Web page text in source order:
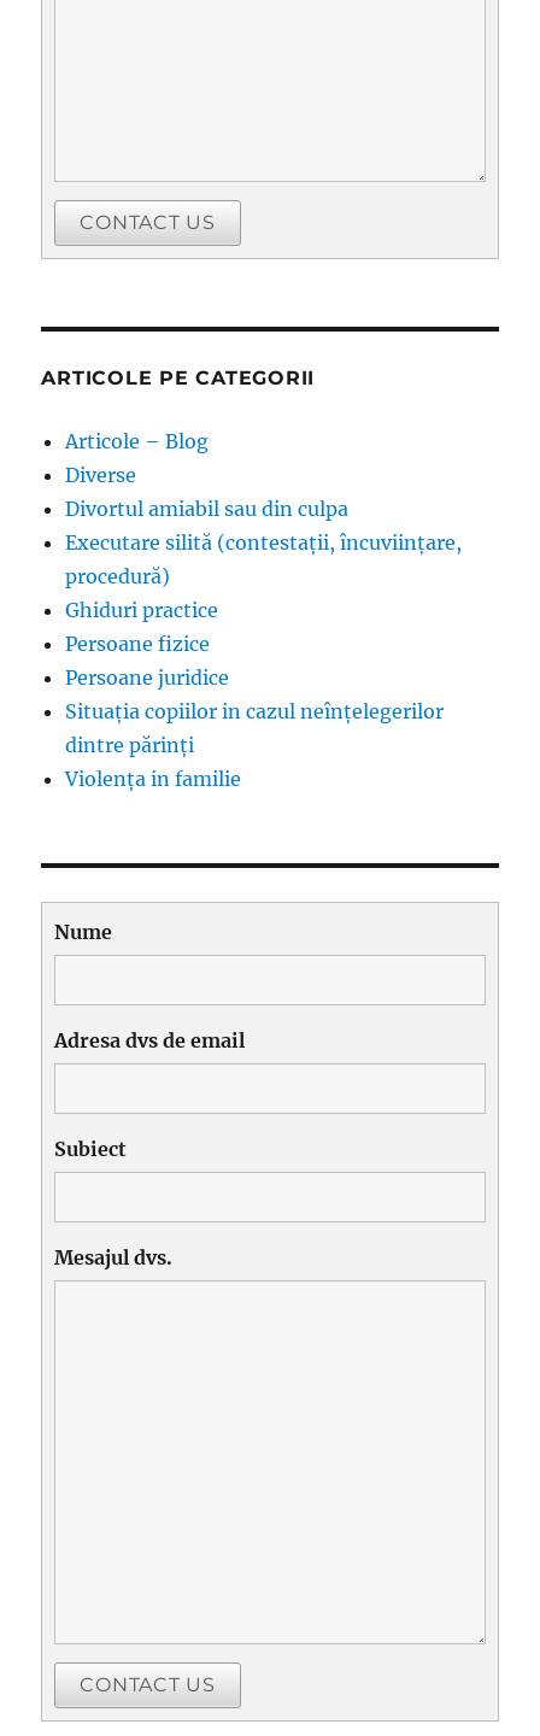
CONTACT US
ARTICOLE PE CATEGORII
Articole – Blog
Diverse
Divortul amiabil sau din culpa
Executare silită (contestații, încuviințare,
procedură)
Ghiduri practice
Persoane fizice
Persoane juridice
Situația copiilor in cazul neînțelegerilor
dintre părinți
Violența in familie
Nume
Adresa dvs de email
Subiect
Mesajul dvs.
CONTACT US